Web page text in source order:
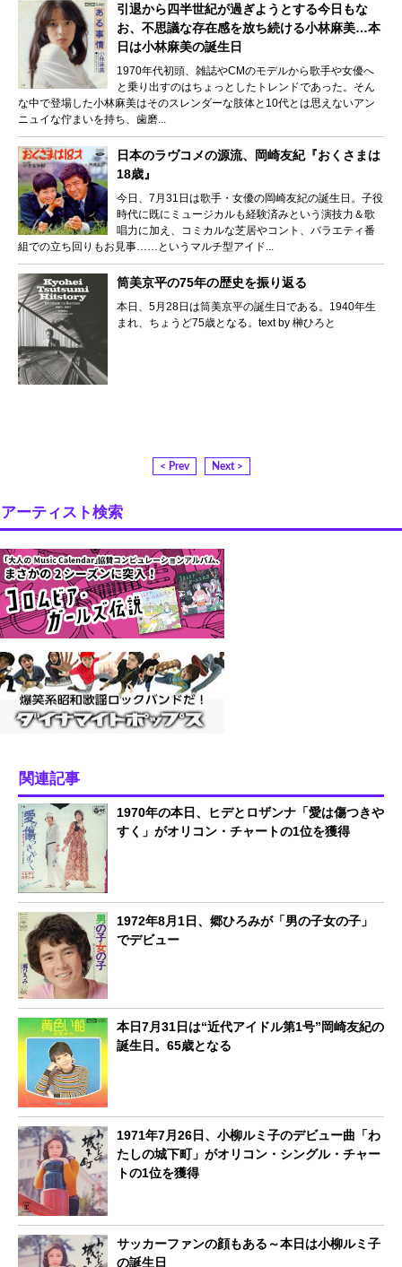
引退から四半世紀が過ぎようとする今日もな
お、不思議な存在感を放ち続ける小林麻美…本
日は小林麻美の誕生日
1970年代初頭、雑誌やCMのモデルから歌手や女優へ
と乗り出すのはちょっとしたトレンドであった。そん
な中で登場した小林麻美はそのスレンダーな肢体と10代とは思えないアン
ニュイな佇まいを持ち、歯磨...
日本のラヴコメの源流、岡崎友紀『おくさまは
18歳』
今日、7月31日は歌手・女優の岡崎友紀の誕生日。子役
時代に既にミュージカルも経験済みという演技力＆歌
唱力に加え、コミカルな芝居やコント、バラエティ番
組での立ち回りもお見事……というマルチ型アイド...
筒美京平の75年の歴史を振り返る
本日、5月28日は筒美京平の誕生日である。1940年生
まれ、ちょうど75歳となる。text by 榊ひろと
< Prev Next >
アーティスト検索
関連記事
1970年の本日、ヒデとロザンナ「愛は傷つきや
すく」がオリコン・チャートの1位を獲得
1972年8月1日、郷ひろみが「男の子女の子」
でデビュー
本日7月31日は“近代アイドル第1号”岡崎友紀の
誕生日。65歳となる
1971年7月26日、小柳ルミ子のデビュー曲「わ
たしの城下町」がオリコン・シングル・チャー
トの1位を獲得
サッカーファンの顔もある～本日は小柳ルミ子
の誕生日